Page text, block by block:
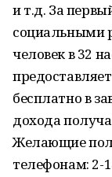
и т.д. За
социальными
человек в 32
бесплатно в
дохода
Желающие
телефонам: 2-